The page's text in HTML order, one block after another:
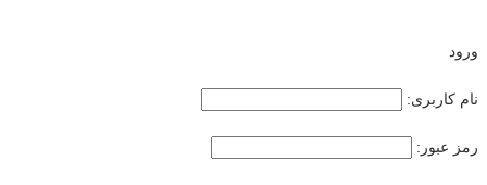
ورود
نام کاربری:
رمز عبور: